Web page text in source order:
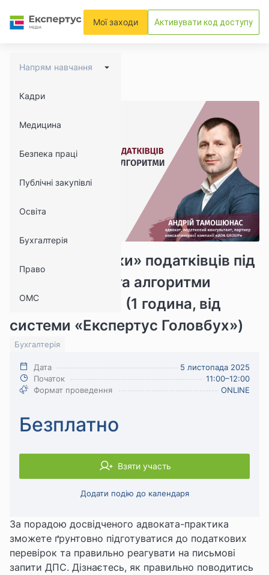
Мої заходи Активувати код доступу
Напрям навчання
Кадри
Медицина
Безпека праці
Публічні закупівлі
Освіта
Бухгалтерія
Право
ОМС
Улюблені «фішки» податківців під
час перевірок та алгоритми
захисту від них (1 година, від
системи «Експертус Головбух»)
16342 1759
Бухгалтерія
За порадою досвідченого адвоката-практика
зможете ґрунтовно підготуватися до податкових
перевірок та правильно реагувати на письмові
запити ДПС. Дізнаєтесь, як правильно поводитись
Дата
5 листопада 2025
Початок
11:00–12:00
Формат проведення
ONLINE
Безплатно
Взяти участь
Додати подію до календаря